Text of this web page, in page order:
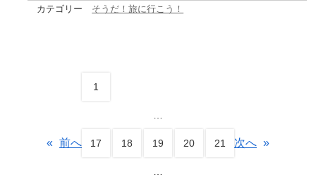
カテゴリー
そうだ！旅に行こう！
« 前へ
1
17 18 19 20 21 次へ »